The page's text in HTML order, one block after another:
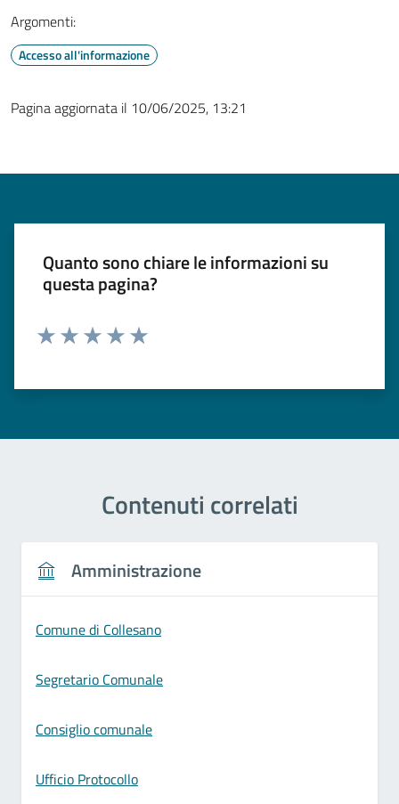
Argomenti:
Accesso all'informazione
Pagina aggiornata il 10/06/2025, 13:21
Quanto sono chiare le informazioni su
questa pagina?
Contenuti correlati
Amministrazione
Comune di Collesano
Segretario Comunale
Consiglio comunale
Ufficio Protocollo